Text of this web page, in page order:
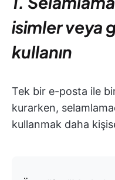
isimler veya
kullanın
Tek bir e-posta ile
kurarken,
kullanmak daha